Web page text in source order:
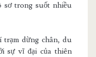
sơ trong suốt nhiều
dừng chân, du
sự vĩ đại của thiên